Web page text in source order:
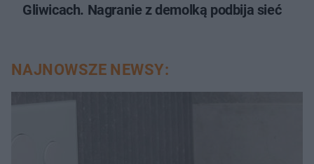
Gliwicach. Nagranie z demolką podbija sieć
NAJNOWSZE NEWSY: